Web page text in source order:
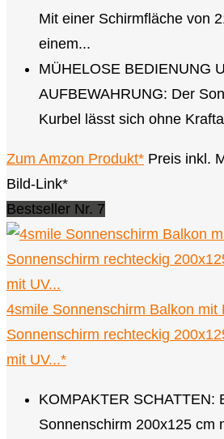
Mit einer Schirmfläche von
einem...
MÜHELOSE BEDIENUNG
AUFBEWAHRUNG: Der
Kurbel lässt sich ohne
Zum Amzon Produkt* Preis inkl.
Bild-Link*
Bestseller Nr. 7
4smile Sonnenschirm Balkon mit
Sonnenschirm rechteckig
mit UV...*
KOMPAKTER SCHATTEN:
Sonnenschirm 200x125 cm